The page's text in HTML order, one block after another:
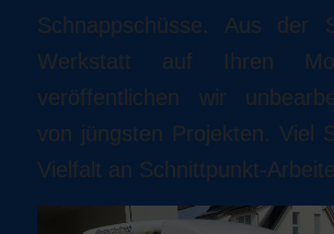
Schnappschüsse. Aus der
Werkstatt auf Ihren
veröffentlichen wir
von jüngsten Projekten. Viel
Vielfalt an Schnittpunkt-